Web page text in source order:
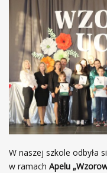
W naszej szkole odbyła
w ramach Apelu